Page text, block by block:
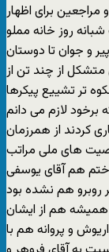
برای اظهار
روز خانه مملو
و جوان تا دوستان
از چند تن از
تر تشییع پیکرها
برخود لازم می دانم
کردند از همرزمان
های ملی مراتب
ختم هم آقای یوسفی
روبرو هم نشده بود
همیشه هم از ایشان
و پروانه هم با